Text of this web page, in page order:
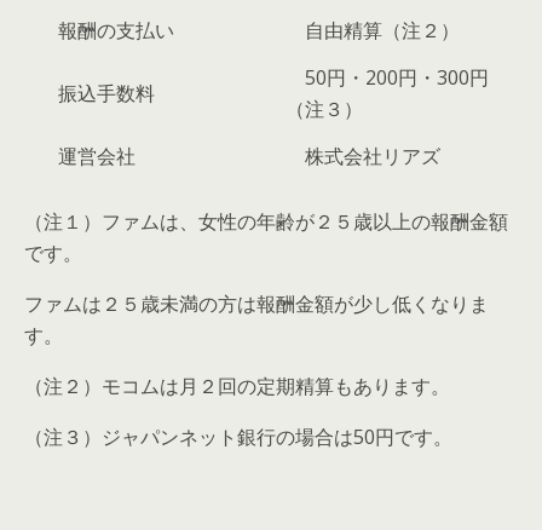
報酬の支払い 自由精算（注２）
振込手数料
50円・200円・300円
（注３）
運営会社
株式会社リアズ
（注１）ファムは、女性の年齢が２５歳以上の報酬金額
です。
ファムは２５歳未満の方は報酬金額が少し低くなりま
す。
（注２）モコムは月２回の定期精算もあります。
（注３）ジャパンネット銀行の場合は50円です。